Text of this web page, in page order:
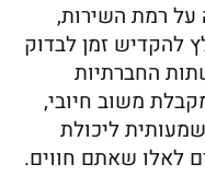
על רמת השירות,
להקדיש זמן לבדוק
החברתיות
משוב חיובי,
ליכולת
לאלו שאתם חווים.